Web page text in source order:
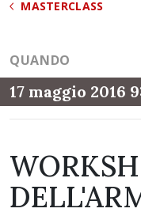
MASTERCLASS
QUANDO
17 maggio 2016